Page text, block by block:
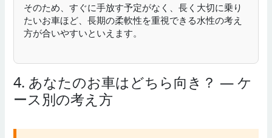
そのため、すぐに手放す予定がなく、長く大切に乗り
たいお車ほど、長期の柔軟性を重視できる水性の考え
方が合いやすいといえます。
4. あなたのお車はどちら向き？ — ケ
ース別の考え方